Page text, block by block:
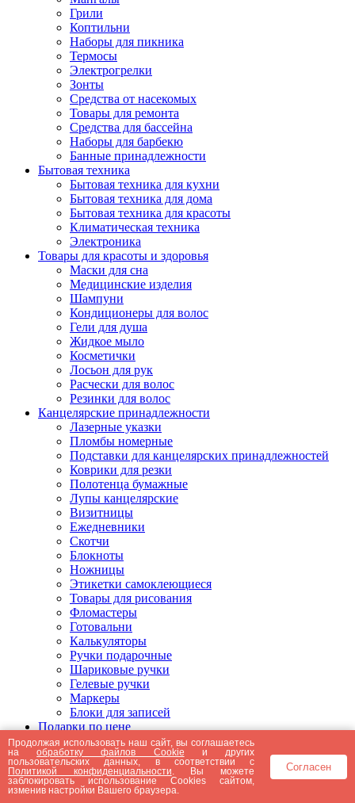
Грили
Коптильни
Наборы для пикника
Термосы
Электрогрелки
Зонты
Средства от насекомых
Товары для ремонта
Средства для бассейна
Наборы для барбекю
Банные принадлежности
Бытовая техника
Бытовая техника для кухни
Бытовая техника для дома
Бытовая техника для красоты
Климатическая техника
Электроника
Товары для красоты и здоровья
Маски для сна
Медицинские изделия
Шампуни
Кондиционеры для волос
Гели для душа
Жидкое мыло
Косметички
Лосьон для рук
Расчески для волос
Резинки для волос
Канцелярские принадлежности
Лазерные указки
Пломбы номерные
Подставки для канцелярских принадлежностей
Коврики для резки
Полотенца бумажные
Лупы канцелярские
Визитницы
Ежедневники
Скотчи
Блокноты
Ножницы
Этикетки самоклеющиеся
Товары для рисования
Фломастеры
Готовальни
Калькуляторы
Ручки подарочные
Шариковые ручки
Гелевые ручки
Маркеры
Блоки для записей
Подарки по цене
Подарки от 5000 рублей
Подарки до 5000 рублей
Подарки до 3000 рублей
Подарки до 2000 рублей
Подарки до 1000 рублей
Продолжая использовать наш сайт, вы соглашаетесь
наобработку файлов Cookie и других
пользовательских данных, в соответствии с
Политикой конфиденциальности . Вы можете
заблокировать использование Cookies сайтом,
изменив настройки Вашего браузера.
Согласен